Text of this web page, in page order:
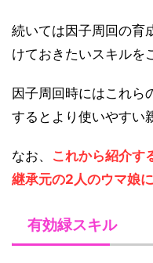
続いては因子周回の育
けておきたいスキルを
因子周回時にはこれら
するとより使いやすい
なお、 これから紹介す
継承元の2人のウマ娘
有効緑スキル